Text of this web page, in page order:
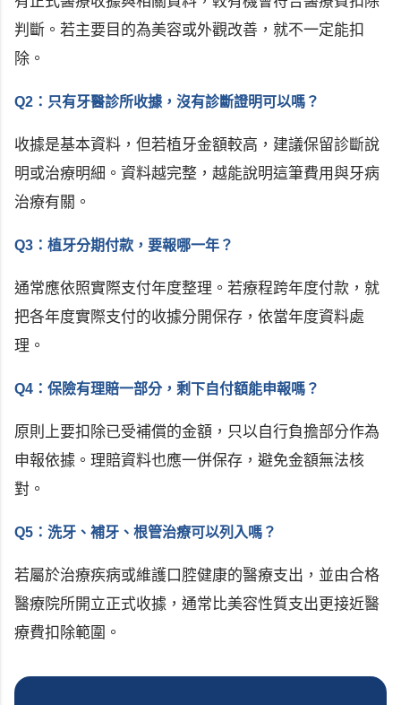
判斷。若主要目的為美容或外觀改善，就不一定能扣
除。
Q2：只有牙醫診所收據，沒有診斷證明可以嗎？
收據是基本資料，但若植牙金額較高，建議保留診斷說
明或治療明細。資料越完整，越能說明這筆費用與牙病
治療有關。
Q3：植牙分期付款，要報哪一年？
通常應依照實際支付年度整理。若療程跨年度付款，就
把各年度實際支付的收據分開保存，依當年度資料處
理。
Q4：保險有理賠一部分，剩下自付額能申報嗎？
原則上要扣除已受補償的金額，只以自行負擔部分作為
申報依據。理賠資料也應一併保存，避免金額無法核
對。
Q5：洗牙、補牙、根管治療可以列入嗎？
若屬於治療疾病或維護口腔健康的醫療支出，並由合格
醫療院所開立正式收據，通常比美容性質支出更接近醫
療費扣除範圍。